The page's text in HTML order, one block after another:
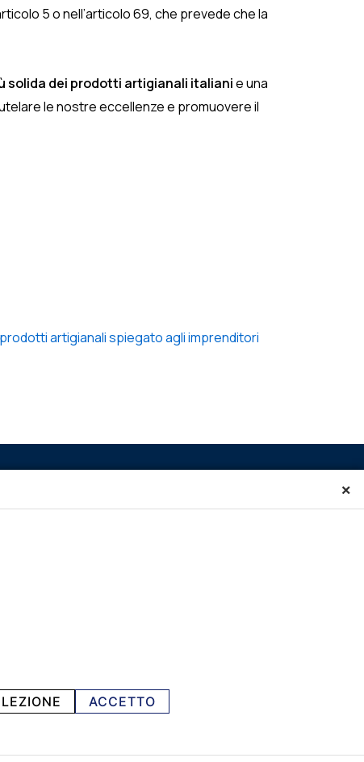
5 o nell’articolo 69, che prevede che la
solida dei prodotti artigianali italianie una
le nostre eccellenze e promuovere il
artigianali spiegato agli imprenditori
×
ACCETTO